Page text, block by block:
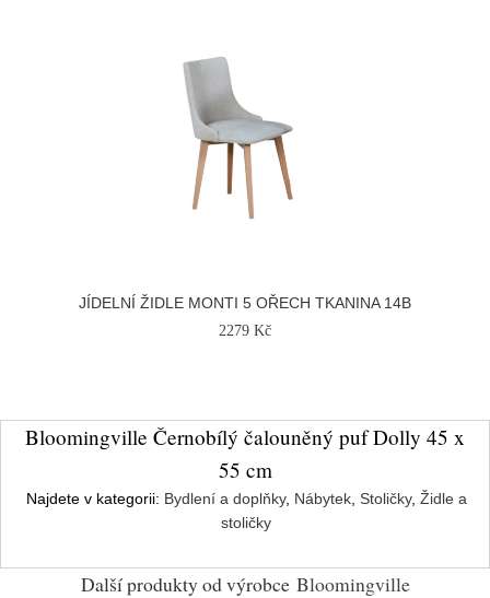
JÍDELNÍ ŽIDLE MONTI 5 OŘECH TKANINA 14B
2279 Kč
Bloomingville Černobílý čalouněný puf Dolly 45 x
55 cm
Najdete v kategorii: Bydlení a doplňky, Nábytek, Stoličky, Židle a
stoličky
Další produkty od výrobce Bloomingville